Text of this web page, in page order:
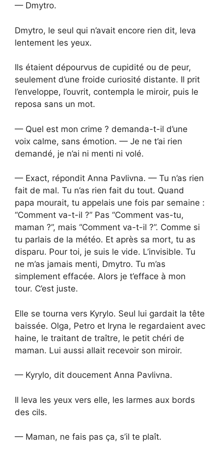
— Dmytro.
Dmytro, le seul qui n’avait encore rien dit, leva
lentement les yeux.
Ils étaient dépourvus de cupidité ou de peur,
seulement d’une froide curiosité distante. Il prit
l’enveloppe, l’ouvrit, contempla le miroir, puis le
reposa sans un mot.
— Quel est mon crime ? demanda-t-il d’une
voix calme, sans émotion. — Je ne t’ai rien
demandé, je n’ai ni menti ni volé.
— Exact, répondit Anna Pavlivna. — Tu n’as rien
fait de mal. Tu n’as rien fait du tout. Quand
papa mourait, tu appelais une fois par semaine :
“Comment va-t-il ?” Pas “Comment vas-tu,
maman ?”, mais “Comment va-t-il ?”. Comme si
tu parlais de la météo. Et après sa mort, tu as
disparu. Pour toi, je suis le vide. L’invisible. Tu
ne m’as jamais menti, Dmytro. Tu m’as
simplement effacée. Alors je t’efface à mon
tour. C’est juste.
Elle se tourna vers Kyrylo. Seul lui gardait la tête
baissée. Olga, Petro et Iryna le regardaient avec
haine, le traitant de traître, le petit chéri de
maman. Lui aussi allait recevoir son miroir.
— Kyrylo, dit doucement Anna Pavlivna.
Il leva les yeux vers elle, les larmes aux bords
des cils.
— Maman, ne fais pas ça, s’il te plaît.